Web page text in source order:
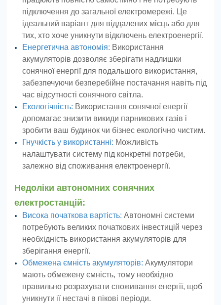
підключення до загальної електромережі. Це
ідеальний варіант для віддалених місць або для
тих, хто хоче уникнути відключень електроенергії.
Енергетична автономія: Використання
акумуляторів дозволяє зберігати надлишки
сонячної енергії для подальшого використання,
забезпечуючи безперебійне постачання навіть під
час відсутності сонячного світла.
Екологічність: Використання сонячної енергії
допомагає знизити викиди парникових газів і
зробити ваш будинок чи бізнес екологічно чистим.
Гнучкість у використанні: Можливість
налаштувати систему під конкретні потреби,
залежно від споживання електроенергії.
Недоліки автономних сонячних
електростанцій:
Висока початкова вартість: Автономні системи
потребують великих початкових інвестицій через
необхідність використання акумуляторів для
зберігання енергії.
Обмежена ємність акумуляторів: Акумулятори
мають обмежену ємність, тому необхідно
правильно розрахувати споживання енергії, щоб
уникнути її нестачі в пікові періоди.